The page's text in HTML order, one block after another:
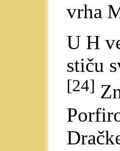
vrha
U H
stiču
[24]